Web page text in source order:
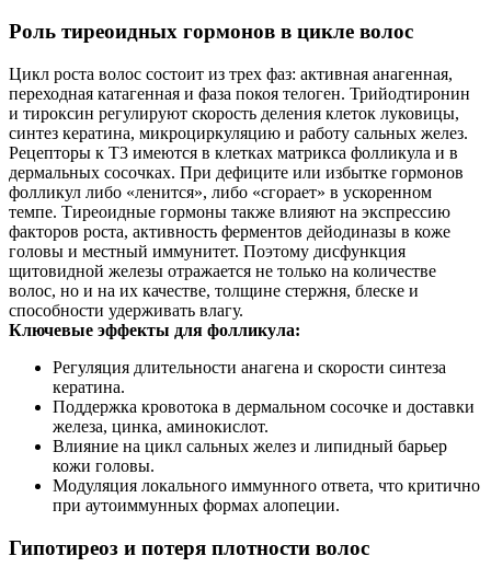
Роль тиреоидных гормонов в цикле волос
Цикл роста волос состоит из трех фаз: активная анагенная,
переходная катагенная и фаза покоя телоген. Трийодтиронин
и тироксин регулируют скорость деления клеток луковицы,
синтез кератина, микроциркуляцию и работу сальных желез.
Рецепторы к Т3 имеются в клетках матрикса фолликула и в
дермальных сосочках. При дефиците или избытке гормонов
фолликул либо «ленится», либо «сгорает» в ускоренном
темпе. Тиреоидные гормоны также влияют на экспрессию
факторов роста, активность ферментов дейодиназы в коже
головы и местный иммунитет. Поэтому дисфункция
щитовидной железы отражается не только на количестве
волос, но и на их качестве, толщине стержня, блеске и
способности удерживать влагу.
Ключевые эффекты для фолликула:
Регуляция длительности анагена и скорости синтеза
кератина.
Поддержка кровотока в дермальном сосочке и доставки
железа, цинка, аминокислот.
Влияние на цикл сальных желез и липидный барьер
кожи головы.
Модуляция локального иммунного ответа, что критично
при аутоиммунных формах алопеции.
Гипотиреоз и потеря плотности волос